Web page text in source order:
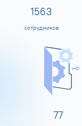
1600
сотрудников
80